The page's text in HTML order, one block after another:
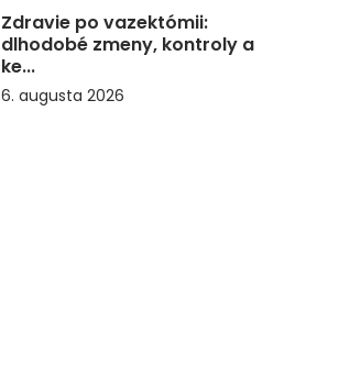
Zdravie po vazektómii:
dlhodobé zmeny, kontroly a
ke...
6. augusta 2026